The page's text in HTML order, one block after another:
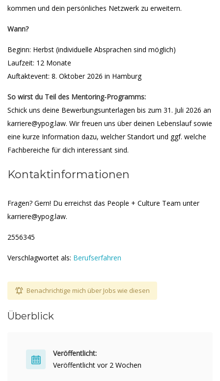
kommen und dein persönliches Netzwerk zu erweitern.
Wann?
Beginn: Herbst (individuelle Absprachen sind möglich)
Laufzeit: 12 Monate
Auftaktevent: 8. Oktober 2026 in Hamburg
So wirst du Teil des Mentoring-Programms:
Schick uns deine Bewerbungsunterlagen bis zum 31. Juli 2026 an
karriere@ypog.law. Wir freuen uns über deinen Lebenslauf sowie
eine kurze Information dazu, welcher Standort und ggf. welche
Fachbereiche für dich interessant sind.
Kontaktinformationen
Fragen? Gern! Du erreichst das People + Culture Team unter
karriere@ypog.law.
2556345
Verschlagwortet als: Berufserfahren
Benachrichtige mich über Jobs wie diesen
Überblick
Veröffentlicht:
Veröffentlicht vor 2 Wochen